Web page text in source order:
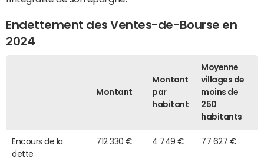
Endettement des Ventes-de-Bourse en
2024
Montant
Montant
par
habitant
Moyenne
villages de
moins de
250
habitants
Encours de la
dette
712 330 € 4 749 € 77 627 €